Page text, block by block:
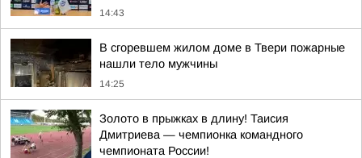
14:43
В сгоревшем жилом доме в Твери пожарные
нашли тело мужчины
14:25
Золото в прыжках в длину! Таисия
Дмитриева — чемпионка командного
чемпионата России!